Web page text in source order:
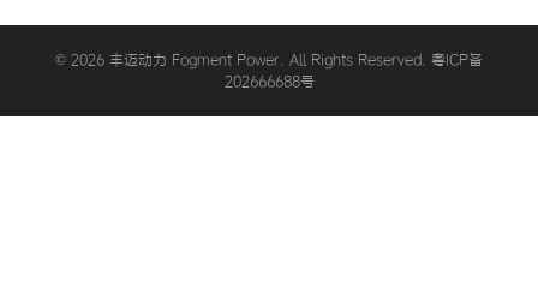
仓的战略价值 1.1 为什么摩托车配件出口需要海外仓 传统出口模式
下，摩托车配件从中国工…
© 2026 丰迈动力 Fogment Power. All Rights Reserved. 粤ICP备
202666688号